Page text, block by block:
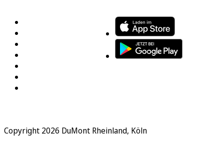
Copyright 2026 DuMont Rheinland, Köln